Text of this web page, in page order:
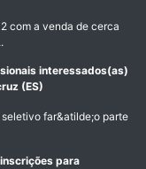
com a venda de cerca
interessados(as)
(ES)
far&atilde;o parte
para